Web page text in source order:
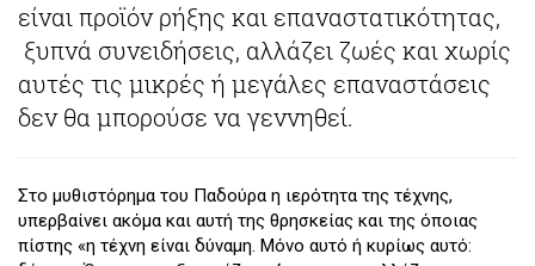
είναι προϊόν ρήξης και επαναστατικότητας,
ξυπνά συνειδήσεις, αλλάζει ζωές και χωρίς
αυτές τις μικρές ή μεγάλες επαναστάσεις
δεν θα μπορούσε να γεννηθεί.
Στο μυθιστόρημα του Παδούρα η ιερότητα της τέχνης,
υπερβαίνει ακόμα και αυτή της θρησκείας και της όποιας
πίστης «η τέχνη είναι δύναμη. Μόνο αυτό ή κυρίως αυτό: